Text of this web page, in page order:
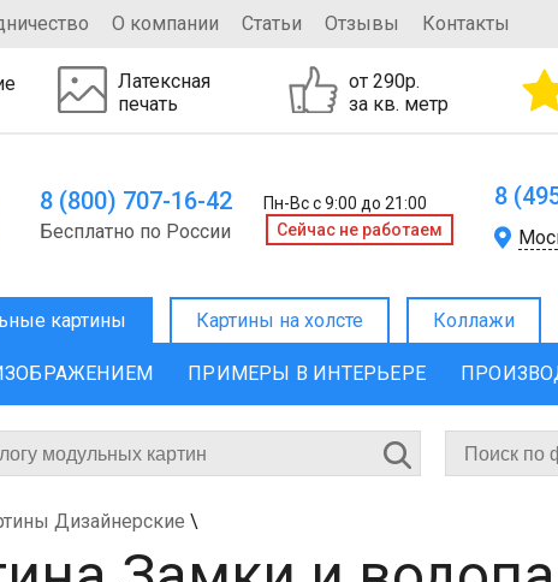
О компании Статьи Отзывы Контакты
Латексная
печать
от 290р.
за кв. метр
8 (800) 707-16-42 Пн-Вс с 9:00 до 21:00
Бесплатно по России Cейчас не работаем
8
картины Картины на холсте Коллажи
ПРИМЕРЫ В ИНТЕРЬЕРЕ
Дизайнерские \